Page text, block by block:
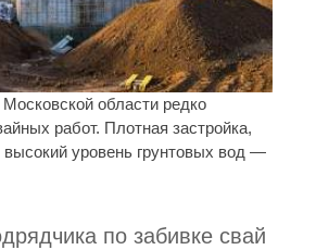
области редко
работ. Плотная застройка,
уровень грунтовых вод —
по забивке свай